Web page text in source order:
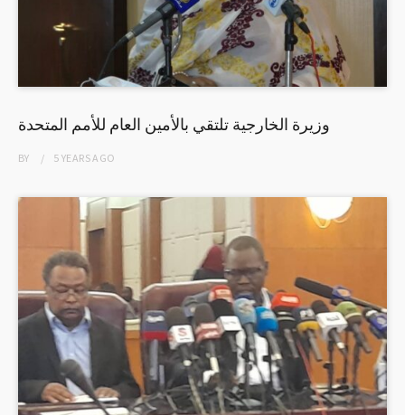
وزيرة الخارجية تلتقي بالأمين العام للأمم المتحدة
BY 5 YEARSAGO